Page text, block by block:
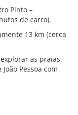
Pinto –
de carro).
13 km (cerca
as praias,
Pessoa com